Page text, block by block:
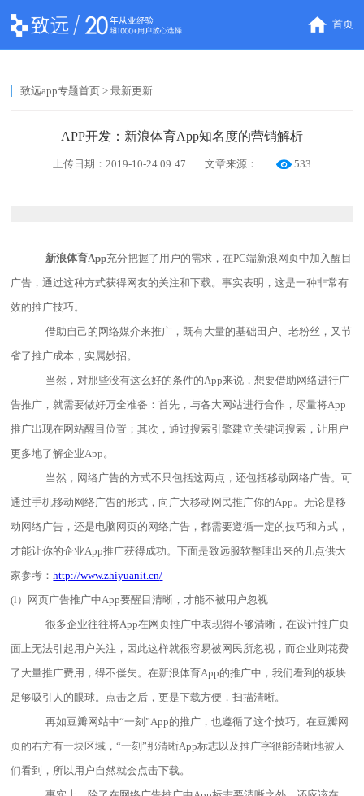
首页
致远app专题首页 > 最新更新
APP开发：新浪体育App知名度的营销解析
上传日期：2019-10-24 09:47 文章来源： 533
新浪体育App充分把握了用户的需求，在PC端新浪网页中加入醒目
广告，通过这种方式获得网友的关注和下载。事实表明，这是一种非常有
效的推广技巧。
借助自己的网络媒介来推广，既有大量的基础田户、老粉丝，又节
省了推广成本，实属妙招。
当然，对那些没有这么好的条件的App来说，想要借助网络进行广
告推广，就需要做好万全准备：首先，与各大网站进行合作，尽量将App
推广出现在网站醒目位置；其次，通过搜索引擎建立关键词搜索，让用户
更多地了解企业App。
当然，网络广告的方式不只包括这两点，还包括移动网络广告。可
通过手机移动网络广告的形式，向广大移动网民推广你的App。无论是移
动网络广告，还是电脑网页的网络广告，都需要遵循一定的技巧和方式，
才能让你的企业App推广获得成功。下面是致远服软整理出来的几点供大
家参考：http://www.zhiyuanit.cn/
(l）网页广告推广中App要醒目清晰，才能不被用户忽视
很多企业往往将App在网页推广中表现得不够清晰，在设计推广页
面上无法引起用户关注，因此这样就很容易被网民所忽视，而企业则花费
了大量推广费用，得不偿失。在新浪体育App的推广中，我们看到的板块
足够吸引人的眼球。点击之后，更是下载方便，扫描清晰。
再如豆瓣网站中“一刻”App的推广，也遵循了这个技巧。在豆瓣网
页的右方有一块区域，“一刻”那清晰App标志以及推广字很能清晰地被人
们看到，所以用户自然就会点击下载。